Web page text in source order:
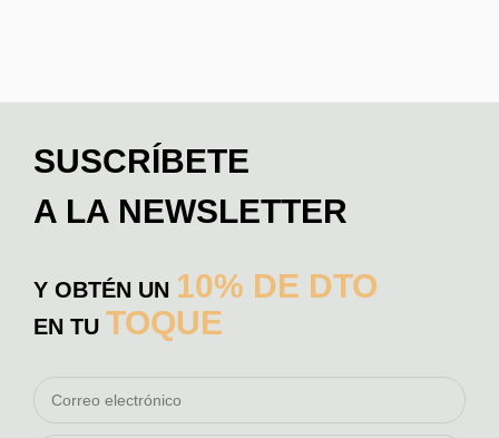
SUSCRÍBETE
A LA NEWSLETTER
Y OBTÉN UN 10% DE DTO
EN TU TOQUE